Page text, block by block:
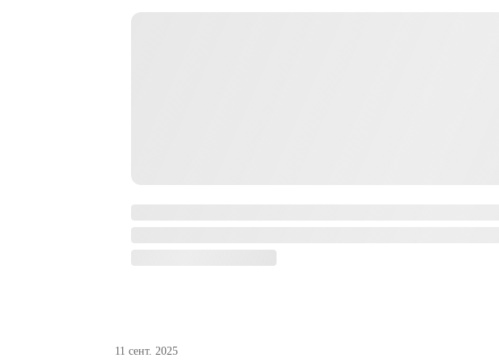
11 сент. 2025